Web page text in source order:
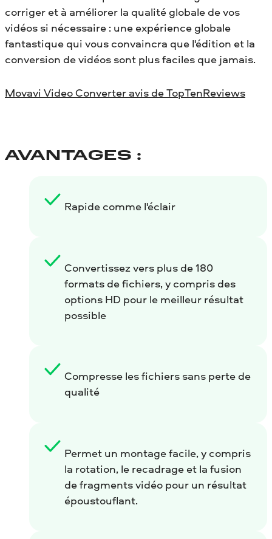
corriger et à améliorer la qualité globale de vos
vidéos si nécessaire : une expérience globale
fantastique qui vous convaincra que l'édition et la
conversion de vidéos sont plus faciles que jamais.
Movavi Video Converter avis de TopTenReviews
AVANTAGES :
Rapide comme l'éclair
Convertissez vers plus de 180
formats de fichiers, y compris des
options HD pour le meilleur résultat
possible
Compresse les fichiers sans perte de
qualité
Permet un montage facile, y compris
la rotation, le recadrage et la fusion
de fragments vidéo pour un résultat
époustouflant.